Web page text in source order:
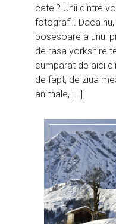
catel? Unii dintre
fotografii. Daca
posesoare a unui
de rasa yorkshire
cumparat de aici
de fapt, de ziua
animale, […]